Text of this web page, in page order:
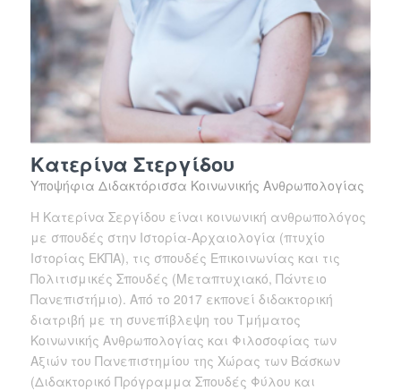
Κατερίνα Στεργίδου
Yποψήφια Διδακτόρισσα Κοινωνικής Ανθρωπολογίας
H Κατερίνα Σεργίδου είναι κοινωνική ανθρωπολόγος
με σπουδές στην Ιστορία-Αρχαιολογία (πτυχίο
Ιστορίας ΕΚΠΑ), τις σπουδές Επικοινωνίας και τις
Πολιτισμικές Σπουδές (Μεταπτυχιακό, Πάντειο
Πανεπιστήμιο). Από το 2017 εκπονεί διδακτορική
διατριβή με τη συνεπίβλεψη του Τμήματος
Κοινωνικής Ανθρωπολογίας και Φιλοσοφίας των
Αξιών του Πανεπιστημίου της Χώρας των Βάσκων
(Διδακτορικό Πρόγραμμα Σπουδές Φύλου και